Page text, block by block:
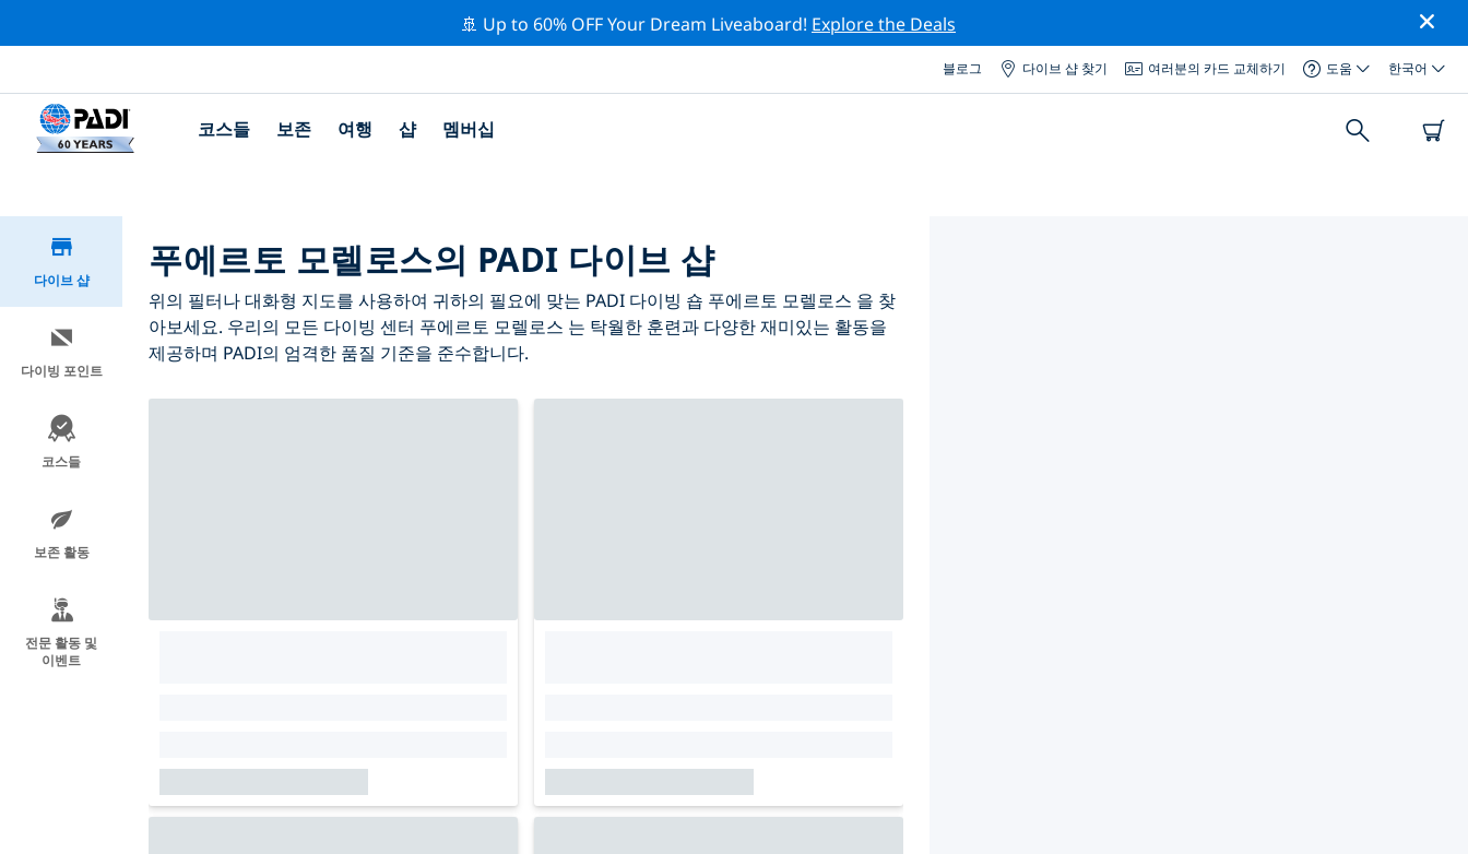
🚢 Up to 60% OFF Your Dream Liveaboard! Explore the Deals
블로그 다이브 샵 찾기 여러분의 카드 교체하기 도움 한국어
코스들 보존 여행 샵 멤버십
다이브 샵
다이빙 포인트
코스들
보존 활동
전문 활동 및
이벤트
푸에르토 모렐로스의 PADI 다이브 샵
위의 필터나 대화형 지도를 사용하여 귀하의 필요에 맞는 PADI 다이빙 숍 푸에르토 모렐로스 을 찾
아보세요. 우리의 모든 다이빙 센터 푸에르토 모렐로스 는 탁월한 훈련과 다양한 재미있는 활동을
제공하며 PADI의 엄격한 품질 기준을 준수합니다.